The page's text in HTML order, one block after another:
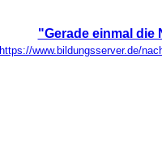
"Gerade einmal die
https://www.bildungsserver.de/